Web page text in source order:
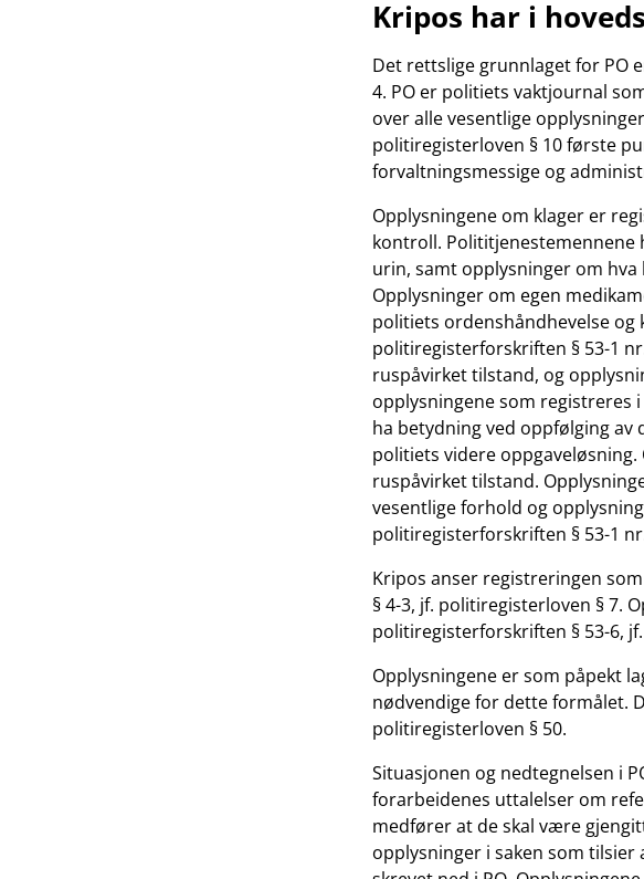
Kripos har i
Det rettslige grunnlaget for PO
4. PO er politiets vaktjournal
over alle vesentlige
politiregisterloven § 10 første
forvaltningsmessige og
Opplysningene om klager er
kontroll. Polititjenestemennene
urin, samt opplysninger om
Opplysninger om egen
politiets ordenshåndhevelse
politiregisterforskriften § 53-1
ruspåvirket tilstand, og
opplysningene som registreres
ha betydning ved oppfølging
politiets videre
ruspåvirket tilstand.
vesentlige forhold og
politiregisterforskriften § 53-1
Kripos anser registreringen
§ 4-3, jf. politiregisterloven § 7.
politiregisterforskriften § 53-6, jf.
Opplysningene er som påpekt
nødvendige for dette formålet.
politiregisterloven § 50.
Situasjonen og nedtegnelsen i
forarbeidenes uttalelser om
medfører at de skal være
opplysninger i saken som